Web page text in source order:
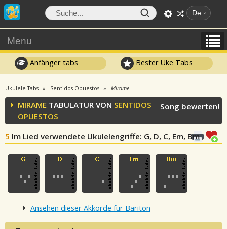
De
Menu
Anfänger tabs Bester Uke Tabs
Ukulele Tabs Sentidos Opuestos Mirame
MIRAME TABULATUR VON SENTIDOS
OPUESTOS
5 Im Lied verwendete Ukulelengriffe: G, D, C, Em, Bm
Song bewerten!
Ansehen dieser Akkorde für Bariton